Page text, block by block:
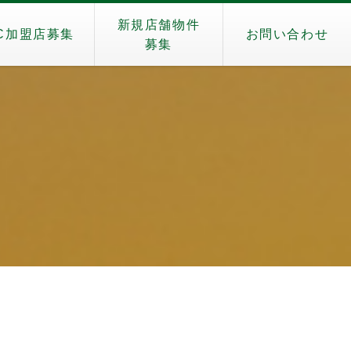
加盟店募集
新規店舗物件
募集
お問い合わせ